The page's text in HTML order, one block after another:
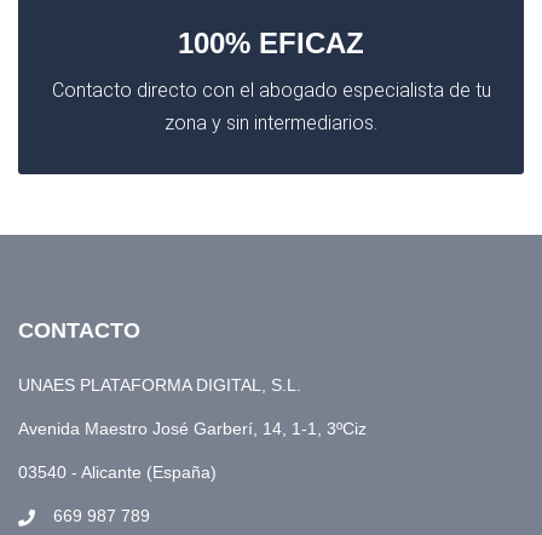
100% EFICAZ
Contacto directo con el abogado especialista de tu
zona y sin intermediarios.
CONTACTO
UNAES PLATAFORMA DIGITAL, S.L.
Avenida Maestro José Garberí, 14, 1-1, 3ºCiz
03540 - Alicante (España)
669 987 789